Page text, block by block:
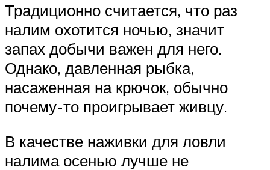
Традиционно считается, что раз
налим охотится ночью, значит
запах добычи важен для него.
Однако, давленная рыбка,
насаженная на крючок, обычно
почему-то проигрывает живцу.
В качестве наживки для ловли
налима осенью лучше не